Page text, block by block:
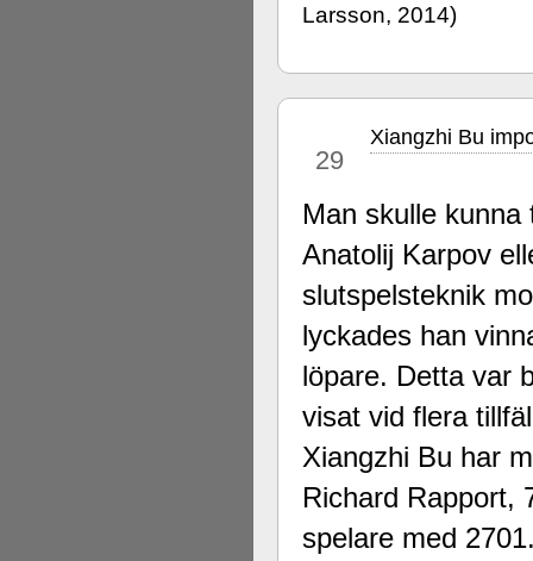
Larsson, 2014)
29
Xiangzhi Bu
Man skulle
Anatolij Karpov
slutspelsteknik
lyckades han
löpare. Detta var
visat vid flera
Xiangzhi Bu har
Richard Rapport,
spelare med